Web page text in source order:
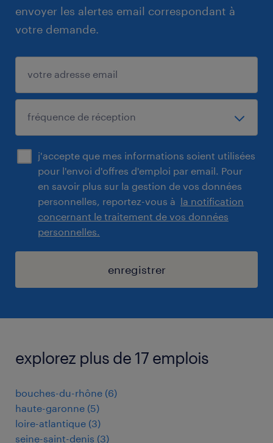
envoyer les alertes email correspondant à
votre demande.
j'accepte que mes informations soient utilisées
pour l'envoi d'offres d'emploi par email. Pour
en savoir plus sur la gestion de vos données
personnelles, reportez-vous à la notification
concernant le traitement de vos données
personnelles.
enregistrer
explorez plus de 17 emplois
bouches-du-rhône (6)
haute-garonne (5)
loire-atlantique (3)
seine-saint-denis (3)